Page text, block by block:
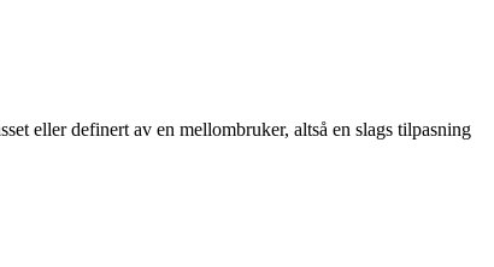
eller definert av en mellombruker, altså en slags tilpasning